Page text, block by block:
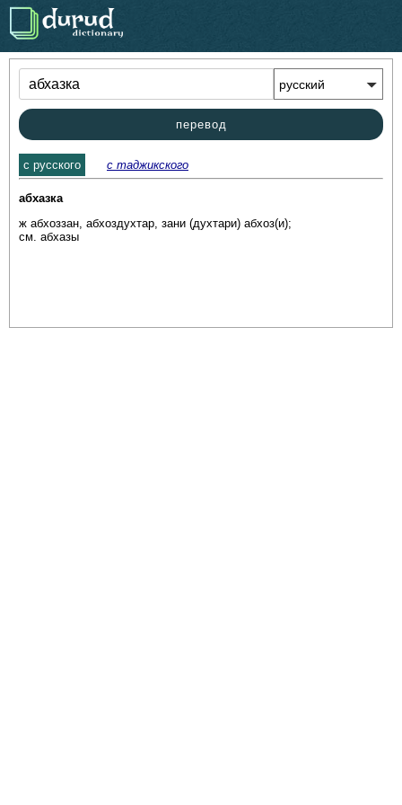
.
перевод
c русского с таджикского
абхазка
ж абхоззан, абхоздухтар, зани (духтари) абхоз(и);
см. абхазы